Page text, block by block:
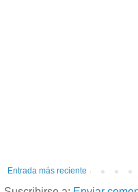
Entrada más reciente